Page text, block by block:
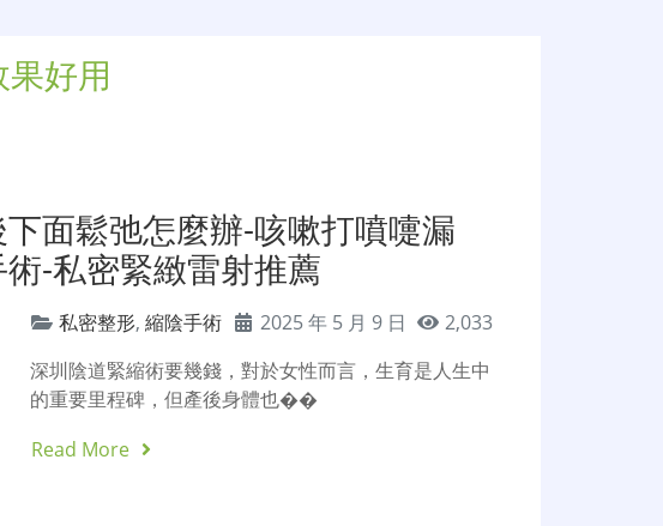
好用
下面鬆弛怎麼辦-咳嗽打噴嚏漏
術-私密緊緻雷射推薦
私密整形,縮陰手術 2025 年 5 月 9 日
2,033
深圳陰道緊縮術要幾錢，對於女性而言，生育是人生中
的重要里程碑，但產後身體也��
Read More